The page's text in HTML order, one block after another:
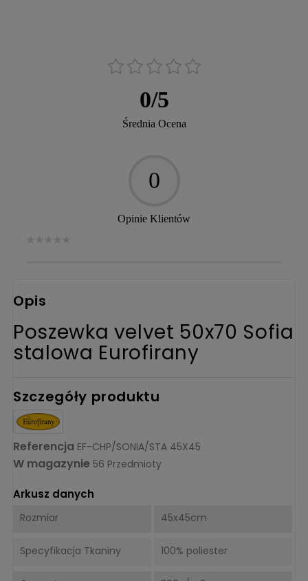
0/5
Średnia Ocena
0
Opinie Klientów
Opis
Poszewka velvet 50x70 Sofia
stalowa Eurofirany
Szczegóły produktu
Referencja EF-CHP/SONIA/STA 45X45
W magazynie 56 Przedmioty
Arkusz danych
Rozmiar 45x45cm
Specyfikacja Tkaniny 100% poliester